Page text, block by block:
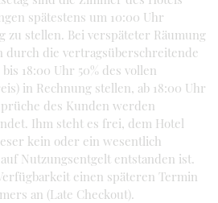
spätestens um 10:00 Uhr
zu stellen. Bei verspäteter Räumung
durch die vertragsüberschreitende
18:00 Uhr 50% des vollen
in Rechnung stellen, ab 18:00 Uhr
des Kunden werden
Ihm steht es frei, dem Hotel
kein oder ein wesentlich
Nutzungsentgelt entstanden ist.
einen späteren Termin
an (Late Checkout).